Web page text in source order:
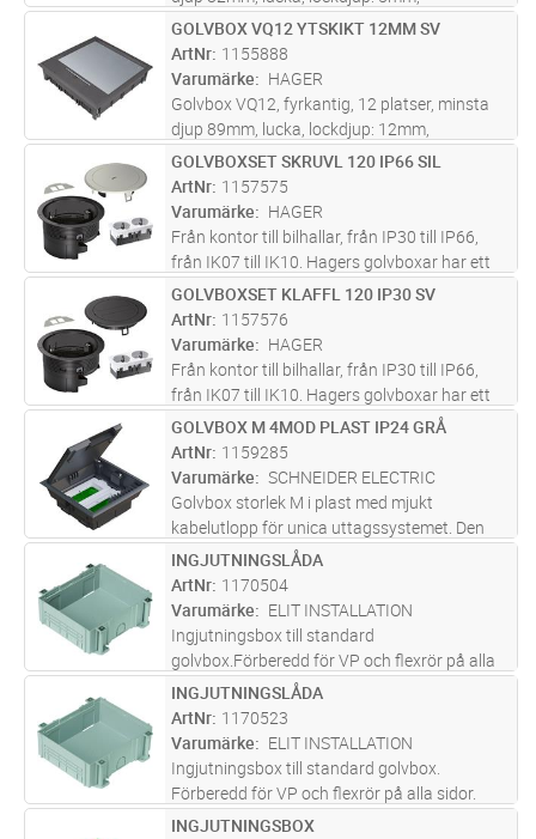
263x263mm, infällnadsmått: 244x244mm,
Svart För ingjutning, se tillbehör E: 1155725
ST Lägg i kundvagn
GOLVBOX VQ12 YTSKIKT 12MM SV
ArtNr 1155888
Varumärke
HAGER
Golvbox VQ12, fyrkantig, 12 platser, minsta
djup 89mm, lucka, lockdjup: 12mm,
263x263mm,infällnadsmått: 244x244mm,
Svart För ingjutning, se tillbehör E: 1155725
ST Lägg i kundvagn
GOLVBOXSET SKRUVL 120 IP66 SIL
ArtNr 1157575
Varumärke
HAGER
Från kontor till bilhallar, från IP30 till IP66,
från IK07 till IK10. Hagers golvboxar har ett
brett användningsområde vilket gör det enkelt
att välja rätt. Flera boxar är överkörningsbara
och är...läs mer
ST Lägg i kundvagn
GOLVBOXSET KLAFFL 120 IP30 SV
ArtNr 1157576
Varumärke
HAGER
Från kontor till bilhallar, från IP30 till IP66,
från IK07 till IK10. Hagers golvboxar har ett
brett användningsområde vilket gör det enkelt
att välja rätt. Flera boxar är överkörningsbara
och är...läs mer
ST Lägg i kundvagn
GOLVBOX M 4MOD PLAST IP24 GRÅ
ArtNr 1159285
Varumärke
SCHNEIDER ELECTRIC
Golvbox storlek M i plast med mjukt
kabelutlopp för unica uttagssystemet. Den
mörka grå färgen passar perfekt till moderna
golvbeläggningar.
ST Lägg i kundvagn
INGJUTNINGSLÅDA
ArtNr 1170504
Varumärke
ELIT INSTALLATION
Ingjutningsbox till standard
golvbox.Förberedd för VP och flexrör på alla
sidor. Justerbart djup 80-110(130)
ST Lägg i kundvagn
INGJUTNINGSLÅDA
ArtNr 1170523
Varumärke
ELIT INSTALLATION
Ingjutningsbox till standard golvbox.
Förberedd för VP och flexrör på alla sidor.
Justerbart djup 80-110(130)
ST Lägg i kundvagn
INGJUTNINGSBOX